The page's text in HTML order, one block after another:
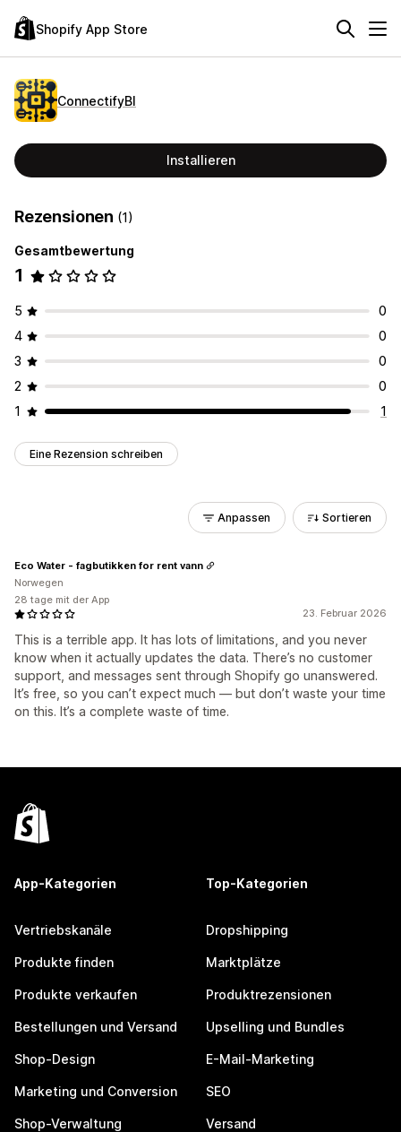
Shopify App Store
ConnectifyBI
Installieren
Rezensionen (1)
Gesamtbewertung
1
5
0
4
0
3
0
2
0
1
1
Eine Rezension schreiben
Anpassen Sortieren
23. Februar 2026
This is a terrible app. It has lots of limitations, and you never
know when it actually updates the data. There’s no customer
support, and messages sent through Shopify go unanswered.
It’s free, so you can’t expect much — but don’t waste your time
on this. It’s a complete waste of time.
Eco Water - fagbutikken for rent vann
Norwegen
28 tage mit der App
App-Kategorien
Vertriebskanäle
Produkte finden
Produkte verkaufen
Bestellungen und Versand
Shop-Design
Marketing und Conversion
Shop-Verwaltung
Top-Kategorien
Dropshipping
Marktplätze
Produktrezensionen
Upselling und Bundles
E-Mail-Marketing
SEO
Versand